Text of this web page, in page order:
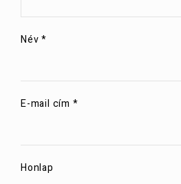
Név*
E-mail cím *
Honlap